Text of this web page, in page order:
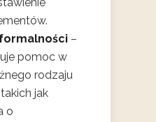
–
pomoc w
rodzaju
jak
o